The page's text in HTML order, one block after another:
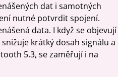
dat i samotných
nutné potvrdit spojení.
data. I když se objevují
krátký dosah signálu a
5.3, se zaměřují i na